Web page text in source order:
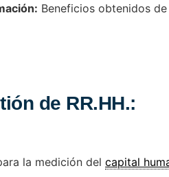
Beneficios obtenidos
de RR.HH.:
la medición del capital